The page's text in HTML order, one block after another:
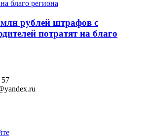
рублей штрафов с
потратят на благо
57